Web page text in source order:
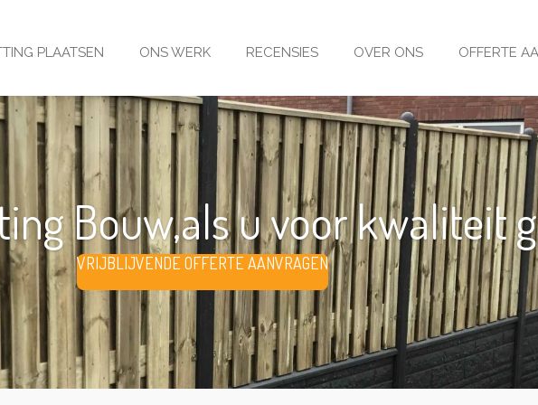
PLAATSEN ONS WERK RECENSIES OVER ONS OFFERTE
Bouw,als u voor kwaliteit
VRIJBLIJVENDE OFFERTE AANVRAGEN